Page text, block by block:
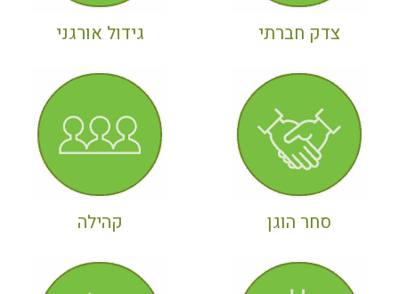
צדק חברתי גידול אורגני
סחר הוגן קהילה